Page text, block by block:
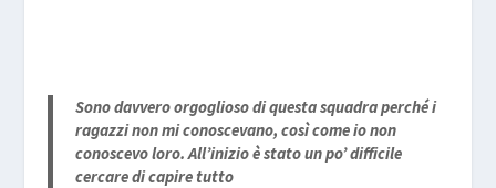
Sono davvero orgoglioso di questa squadra perché i
ragazzi non mi conoscevano, così come io non
conoscevo loro. All’inizio è stato un po’ difficile
cercare di capire tutto